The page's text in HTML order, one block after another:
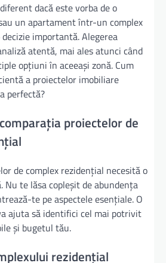
dacă este vorba de o
un apartament într-un complex
importantă. Alegerea
atentă, mai ales atunci când
opțiuni în aceeași zonă. Cum
a proiectelor imobiliare
perfectă?
proiectelor de
de complex rezidențial necesită o
Nu te lăsa copleșit de abundența
te pe aspectele esențiale. O
ajuta să identifici cel mai potrivit
și bugetul tău.
rezidențial